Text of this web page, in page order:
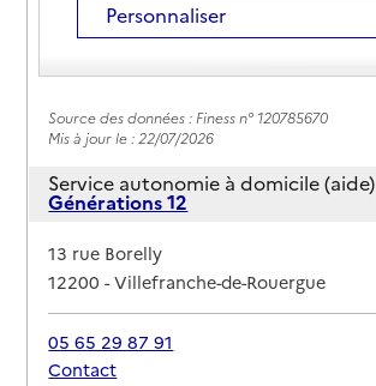
Contact
Source des données : Finess n° 120785670
Mis à jour le : 22/07/2026
Service autonomie à domicile (aide)
Générations 12
Adresse
13 rue Borelly
12200-Villefranche-de-Rouergue
05 65 29 87 91
Contact
Personnaliser